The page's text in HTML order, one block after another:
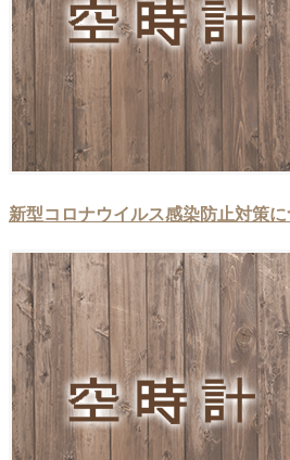
新型コロナウイルス感染防止対策